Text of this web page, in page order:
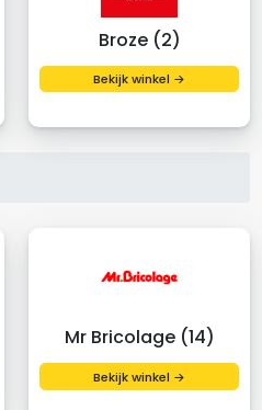
Broze (2)
Bekijk winkel →
Mr Bricolage (14)
Bekijk winkel →